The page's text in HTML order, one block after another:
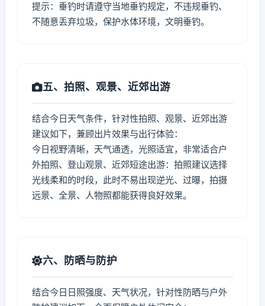
提示：垂钓时请遵守当地垂钓规定，不违规垂钓、
不随意丢弃垃圾，保护水体环境，文明垂钓。
五、拍照、观景、近郊出游
结合今日天气条件，针对性拍照、观景、近郊出游
建议如下，兼顾出片效果与出行体验：
今日视野清晰，天气通透，光照适宜，非常适合户
外拍照、登山观景、近郊短途出游：拍照建议选择
光线柔和的时段，此时不易出现逆光、过曝，拍摄
远景、全景、人物照都能获得良好效果。
六、防晒与防护
结合今日日照强度、天气状况，针对性防晒与户外